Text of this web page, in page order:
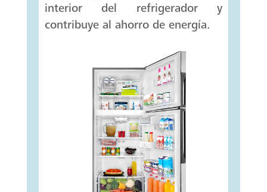
interior del refrigerador y
contribuye al ahorro de energía.